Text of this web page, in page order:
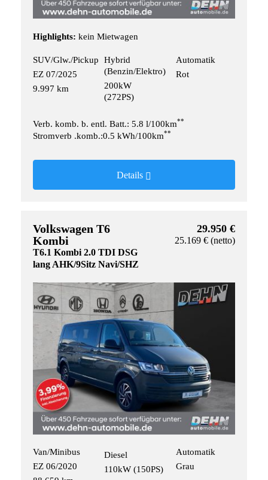
Highlights: kein Mietwagen
SUV/Glw./Pickup
EZ 07/2025
9.997 km
Hybrid
(Benzin/Elektro)
200kW
(272PS)
Automatik
Rot
Verb. komb. b. entl. Batt.: 5.8 l/100km**
Stromverb .komb.:0.5 kWh/100km**
Details
Volkswagen T6
Kombi
T6.1 Kombi 2.0 TDI DSG
lang AHK/9Sitz Navi/SHZ
29.950 €
25.169 € (netto)
Van/Minibus
EZ 06/2020
Diesel
110kW (150PS)
Automatik
Grau